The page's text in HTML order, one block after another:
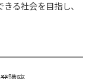
る社会を目指し、